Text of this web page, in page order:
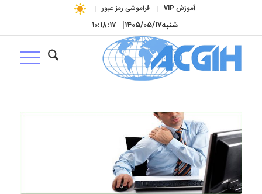
آموزش VIP فراموشی رمز عبور
شنبه۱۴۰۵/۰۵/۱۷| ۱۰:۱۸:۱۸